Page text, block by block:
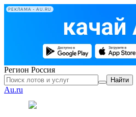
РЕКЛАМА • AU.RU
Регион Россия
Найти
Au.ru